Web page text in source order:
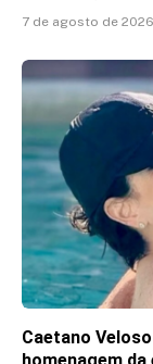
7 de agosto de
Caetano